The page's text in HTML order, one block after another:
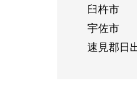
臼杵市
宇佐市
速見郡日